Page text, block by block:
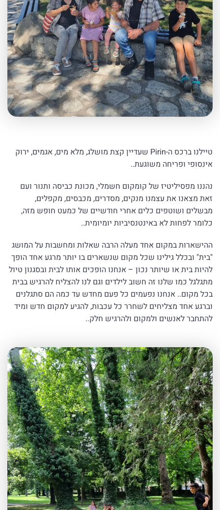
טיילנו ברכס ה-Pirin שעדיין קצת מושלג, מלא מים, אגמים, ירוק
אינסופי ופריחה משוגעת..
נהננו מפסיליטיז של קומקום חשמלי, מכונת כביסה ותנור ועם
זאת מצאנו את עצמנו מנקים, מסדרים, מכבסים, מקפלים,
מבשלים ושוטפים כלים אחרי חודשיים של כמעט חופש מזה,
כלומר לפחות לא באינטנסיביות יומיומית..
ההישארות במקום אחד מעלה הרבה שאלות ומחשבות על המושג
"בית" ובכלל גילינו שכל מקום שנשארים בו יותר מרגע אחד הופך
להיות בית או שיותר נכון – אנחנו הופכים אותו לבית ובסגנון טיול
מתגלגל כמו שלנו זה חשוב לילדים וגם לנו להצליח להרגיש בבית
בכל מקום.. אנחנו נפעמים כל פעם מחדש עד כמה הם סתגלנים
וברגע אחד מצליחים לשחרר כל עכבות, להגיע למקום חדש ומיד
להתחבר לאנשים ולמקום ולהרגיש חלק..